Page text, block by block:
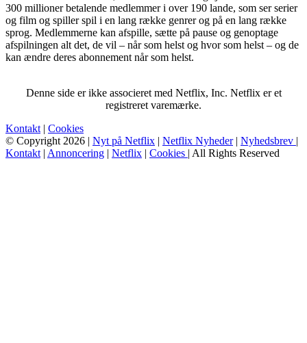
300 millioner betalende medlemmer i over 190 lande, som ser serier
og film og spiller spil i en lang række genrer og på en lang række
sprog. Medlemmerne kan afspille, sætte på pause og genoptage
afspilningen alt det, de vil – når som helst og hvor som helst – og de
kan ændre deres abonnement når som helst.
Denne side er ikke associeret med Netflix, Inc. Netflix er et
registreret varemærke.
Kontakt | Cookies
© Copyright 2026 | Nyt på Netflix | Netflix Nyheder| Nyhedsbrev |
Kontakt | Annoncering | Netflix | Cookies | All Rights Reserved